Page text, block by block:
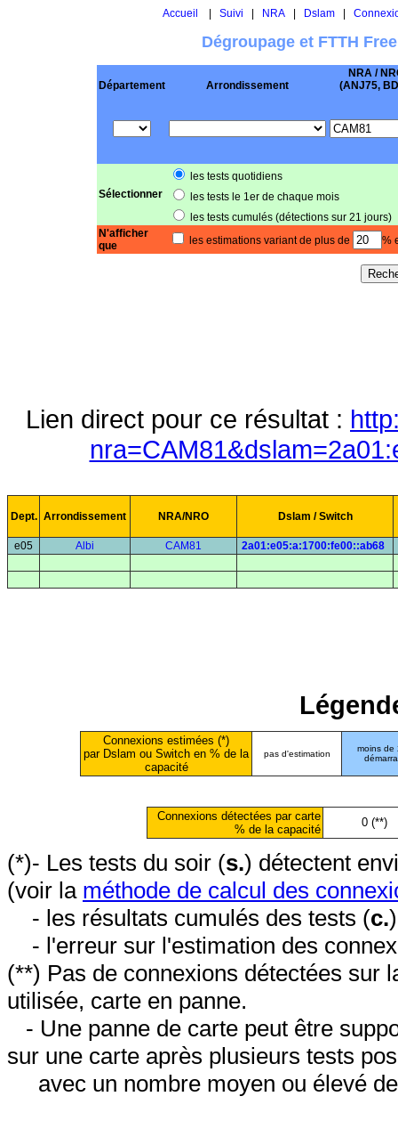
Accueil Suivi NRA| Dslam|
Dégroupage et FTTH
Département Arrondissement
NRA /
(ANJ75,
Sélectionner
les tests quotidiens
les tests le 1er de chaque mois
les tests cumulés (détections sur 21 jours)
N'afficher
que
les estimations variant de plus de %
Lien direct pour ce résultat :
Dept. Arrondissement NRA/NRO Dslam / Switch
e05 Albi CAM81 2a01:e05:a:1700:fe00::ab68
Connexions estimées (*)
par Dslam ou Switch en % de la
capacité
pas d'estimation
moins de
Connexions détectées par carte
% de la capacité
0 (**)
(*)- Les tests du soir (s.) détectent
(voir la méthode de calcul des
- les résultats cumulés des tests (c.
- l'erreur sur l'estimation des
(**) Pas de connexions détectées sur
utilisée, carte en panne.
- Une panne de carte peut être
sur une carte après plusieurs tests
avec un nombre moyen ou élevé